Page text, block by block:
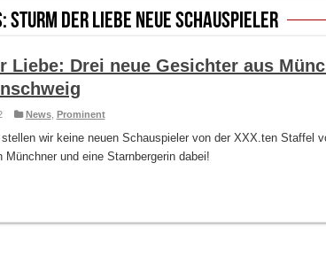
Sturm der Liebe neue Schauspieler
Liebe: Drei neue Gesichter aus
News, Prominent
stellen wir keine neuen Schauspieler von der XXX.ten Staffel
Münchner und eine Starnbergerin dabei!